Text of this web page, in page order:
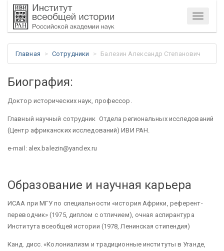
Меню
Главная Сотрудники Балезин Александр Степанович
Биография:
Доктор исторических наук, профессор.
Главный научный сотрудник Отдела региональных исследований
(Центр африканских исследований) ИВИ РАН.
e-mail : alex.balezin@yandex.ru
Образование и научная карьера
ИСАА при МГУ по специальности «история Африки, референт-
переводчик» (1975, диплом с отличием), очная аспирантура
Института всеобщей истории (1978, Ленинская стипендия)
Канд. дисс . «Колониализм и традиционные институты в Уганде,